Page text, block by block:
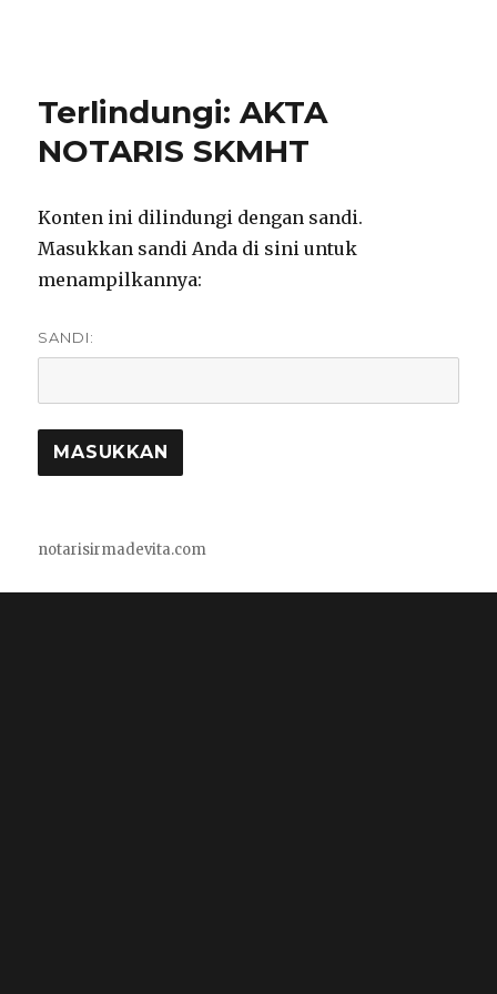
Terlindungi: AKTA
NOTARIS SKMHT
Konten ini dilindungi dengan sandi.
Masukkan sandi Anda di sini untuk
menampilkannya:
SANDI:
notarisirmadevita.com